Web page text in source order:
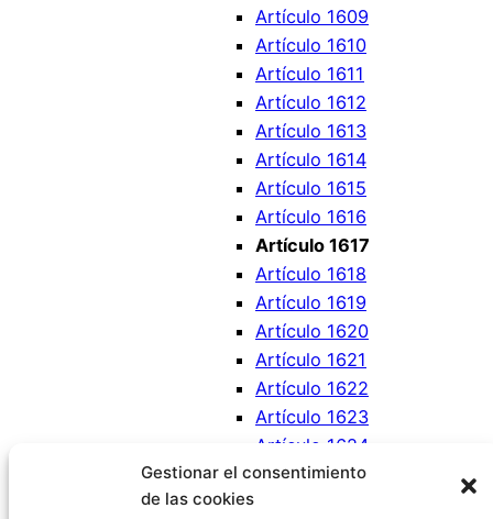
Gestionar el consentimiento
de las cookies
Artículo 1609
Artículo 1610
Artículo 1611
Artículo 1612
Artículo 1613
Artículo 1614
Artículo 1615
Artículo 1616
Artículo 1617
Artículo 1618
Artículo 1619
Artículo 1620
Artículo 1621
Artículo 1622
Artículo 1623
Artículo 1624
Artículo 1625